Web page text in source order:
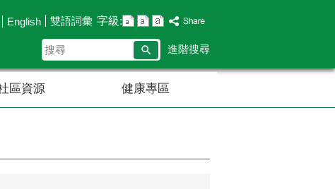
English 雙語詞彙 字級:
搜
尋
進階搜尋
區資源 健康專區